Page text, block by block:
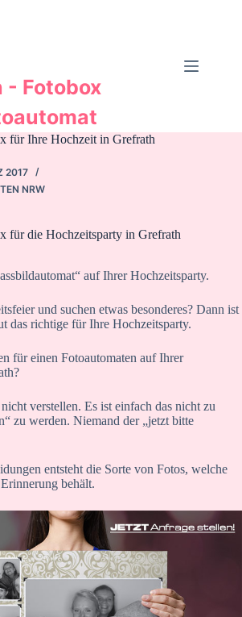
- Fotobox
für Ihre Hochzeit in Grefrath
2017
NRW
für die Hochzeitsparty in Grefrath
auf Ihrer Hochzeitsparty.
und suchen etwas besonderes? Dann ist
das richtige für Ihre Hochzeitsparty.
für einen Fotoautomaten auf Ihrer
verstellen. Es ist einfach das nicht zu
zu werden. Niemand der „jetzt bitte
entsteht die Sorte von Fotos, welche
behält.